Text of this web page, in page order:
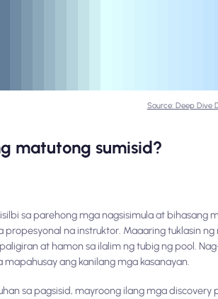
Source: Deep Dive
matutong sumisid?
sa parehong mga nagsisimula at bihasang
propesyonal na instruktor. Maaaring tuklasin
at hamon sa ilalim ng tubig ng pool.
ang kanilang mga kasanayan.
sa pagsisid, mayroong ilang mga